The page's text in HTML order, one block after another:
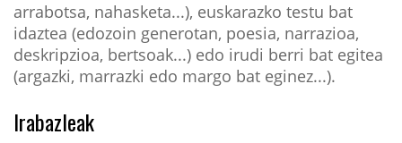
arrabotsa, nahasketa...), euskarazko testu bat
idaztea (edozoin generotan, poesia, narrazioa,
deskripzioa, bertsoak...) edo irudi berri bat egitea
(argazki, marrazki edo margo bat eginez...).
Irabazleak